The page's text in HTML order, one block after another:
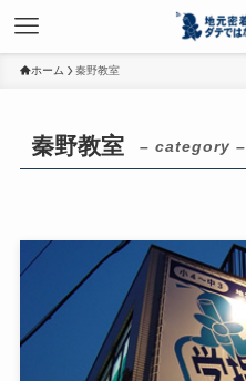
ホーム 秦野教室
秦野教室 – category –